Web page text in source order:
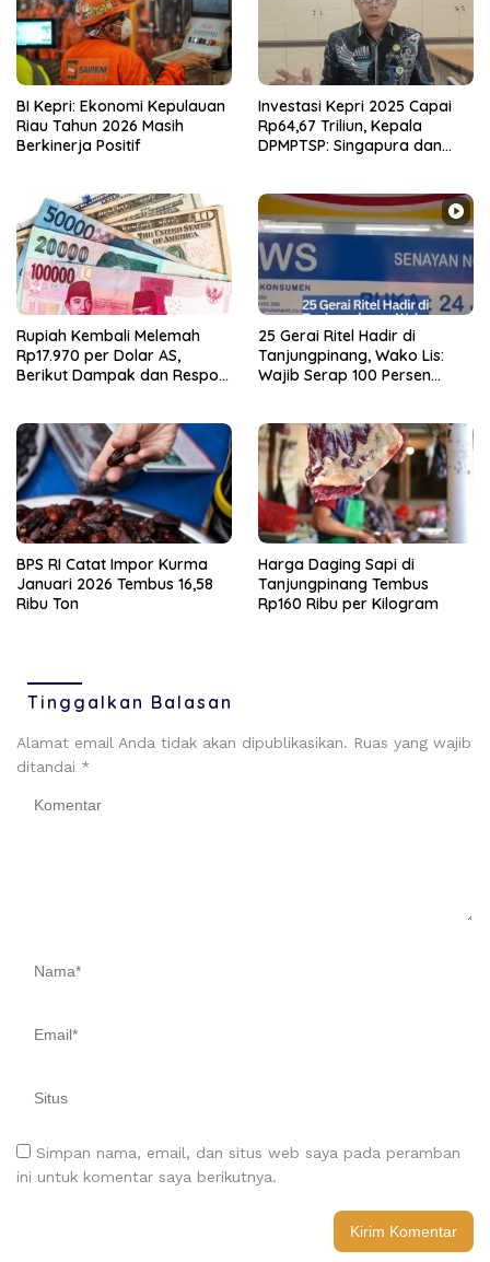
BI Kepri: Ekonomi Kepulauan
Riau Tahun 2026 Masih
Berkinerja Positif
Investasi Kepri 2025 Capai
Rp64,67 Triliun, Kepala
DPMPTSP: Singapura dan
Rupiah Kembali Melemah
Rp17.970 per Dolar AS,
Berikut Dampak dan Respon
25 Gerai Ritel Hadir di
Tanjungpinang, Wako Lis:
Wajib Serap 100 Persen
BPS RI Catat Impor Kurma
Januari 2026 Tembus 16,58
Ribu Ton
Harga Daging Sapi di
Tanjungpinang Tembus
Rp160 Ribu per Kilogram
Tinggalkan Balasan
Alamat email Anda tidak akan dipublikasikan. Ruas yang wajib
ditandai *
Simpan nama, email, dan situs web saya pada peramban
ini untuk komentar saya berikutnya.